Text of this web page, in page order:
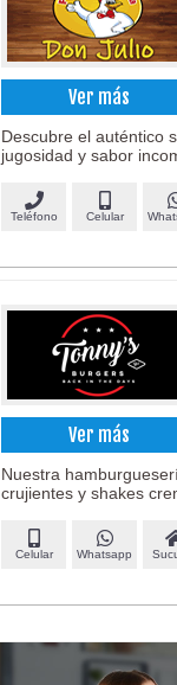
Ver más
Descubre el auténtico
jugosidad y sabor
Teléfono Celular
Ver más
Nuestra
crujientes y shakes
Celular Whatsapp